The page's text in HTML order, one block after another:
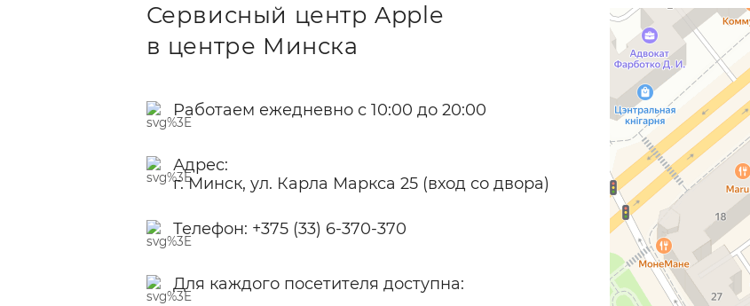
Сервисный центр Apple
в центре Минска
Работаем ежедневно с 10:00 до 20:00
Адрес:
г. Минск, ул. Карла Маркса 25 (вход со двора)
Телефон: +375 (33) 6-370-370
Для каждого посетителя доступна: